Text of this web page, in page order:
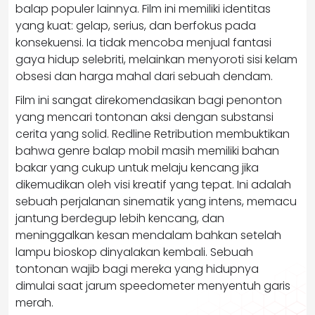
balap populer lainnya. Film ini memiliki identitas
yang kuat: gelap, serius, dan berfokus pada
konsekuensi. Ia tidak mencoba menjual fantasi
gaya hidup selebriti, melainkan menyoroti sisi kelam
obsesi dan harga mahal dari sebuah dendam.
Film ini sangat direkomendasikan bagi penonton
yang mencari tontonan aksi dengan substansi
cerita yang solid. Redline Retribution membuktikan
bahwa genre balap mobil masih memiliki bahan
bakar yang cukup untuk melaju kencang jika
dikemudikan oleh visi kreatif yang tepat. Ini adalah
sebuah perjalanan sinematik yang intens, memacu
jantung berdegup lebih kencang, dan
meninggalkan kesan mendalam bahkan setelah
lampu bioskop dinyalakan kembali. Sebuah
tontonan wajib bagi mereka yang hidupnya
dimulai saat jarum speedometer menyentuh garis
merah.